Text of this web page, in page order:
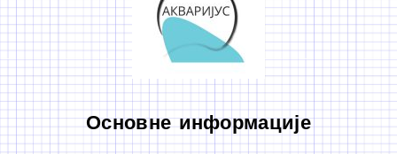
Основне информације